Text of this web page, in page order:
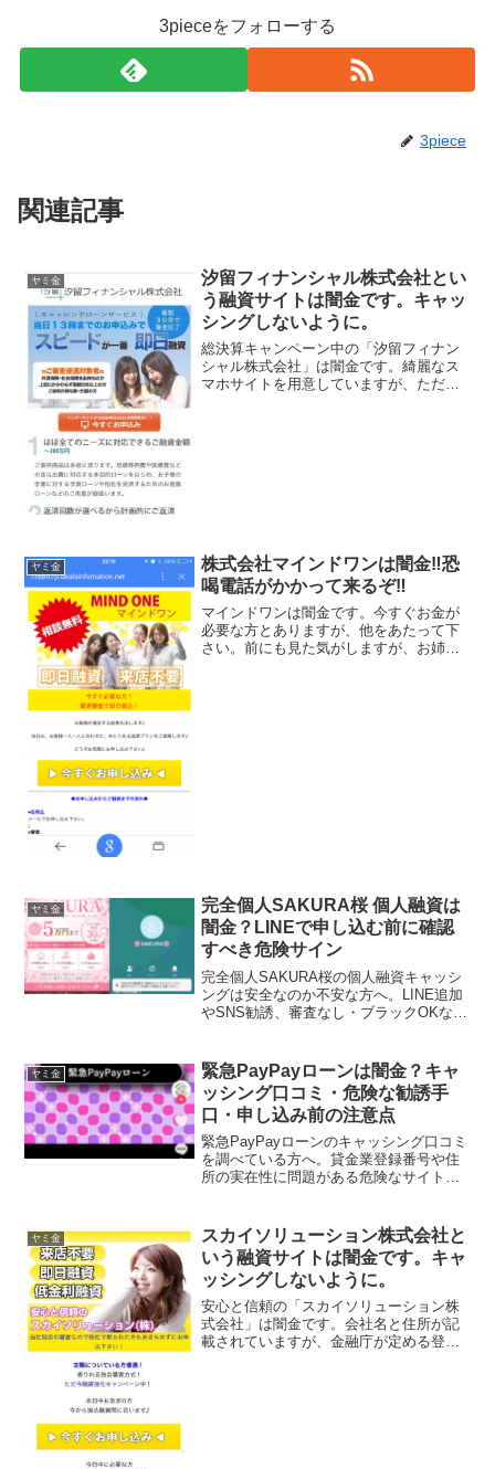
3pieceをフォローする
3piece
関連記事
ヤミ金
汐留フィナンシャル株式会社とい
う融資サイトは闇金です。キャッ
シングしないように。
総決算キャンペーン中の「汐留フィナン
シャル株式会社」は闇金です。綺麗なス
マホサイトを用意していますが、ただの
ヤミ金
株式会社マインドワンは闇金‼︎恐
喝電話がかかって来るぞ‼︎
マインドワンは闇金です。今すぐお金が
必要な方とありますが、他をあたって下
さい。前にも見た気がしますが、お姉さ
ヤミ金
完全個人SAKURA桜 個人融資は
闇金？LINEで申し込む前に確認
すべき危険サイン
完全個人SAKURA桜の個人融資キャッシ
ングは安全なのか不安な方へ。LINE追加
やSNS勧誘、審査なし・ブラックOKなど
た。
ヤミ金
緊急PayPayローンは闇金？キャ
ッシング口コミ・危険な勧誘手
口・申し込み前の注意点
緊急PayPayローンのキャッシング口コミ
を調べている方へ。貸金業登録番号や住
所の実在性に問題がある危険なサイトの
ポイントを解説します。
ヤミ金
スカイソリューション株式会社と
いう融資サイトは闇金です。キャ
ッシングしないように。
安心と信頼の「スカイソリューション株
式会社」は闇金です。会社名と住所が記
載されていますが、金融庁が定める登録